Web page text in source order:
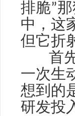
排脆”
中，这
但它折
首先
一次生
想到的
研发投